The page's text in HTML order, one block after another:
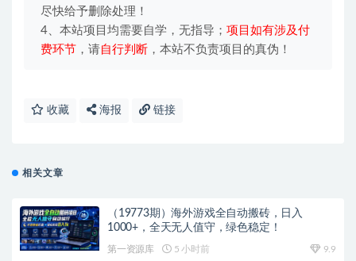
尽快给予删除处理！
4、本站项目均需要自学，无指导； 项目如有涉及付
费环节 ，请自行判断 ，本站不负责项目的真伪！
收藏 海报 链接
相关文章
（19773期）海外游戏全自动搬砖，日入
1000+，全天无人值守，绿色稳定！
第一资源库 5 小时前 9.9